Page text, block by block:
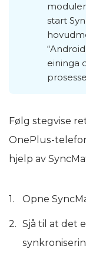
start
eininga
Følg stegvise
OnePlus-
hjelp av
Opne
Sjå til at det